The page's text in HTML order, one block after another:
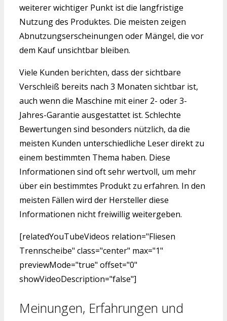
weiterer wichtiger Punkt ist die langfristige
Nutzung des Produktes. Die meisten zeigen
Abnutzungserscheinungen oder Mängel, die vor
dem Kauf unsichtbar bleiben.
Viele Kunden berichten, dass der sichtbare
Verschleiß bereits nach 3 Monaten sichtbar ist,
auch wenn die Maschine mit einer 2- oder 3-
Jahres-Garantie ausgestattet ist. Schlechte
Bewertungen sind besonders nützlich, da die
meisten Kunden unterschiedliche Leser direkt zu
einem bestimmten Thema haben. Diese
Informationen sind oft sehr wertvoll, um mehr
über ein bestimmtes Produkt zu erfahren. In den
meisten Fällen wird der Hersteller diese
Informationen nicht freiwillig weitergeben.
[relatedYouTubeVideos relation="Fliesen
Trennscheibe" class="center" max="1"
previewMode="true" offset="0"
showVideoDescription="false"]
Meinungen, Erfahrungen und